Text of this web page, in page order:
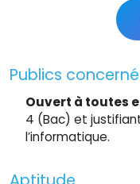
Publics
Ouvert à toutes
4 (Bac) et
l’informatique.